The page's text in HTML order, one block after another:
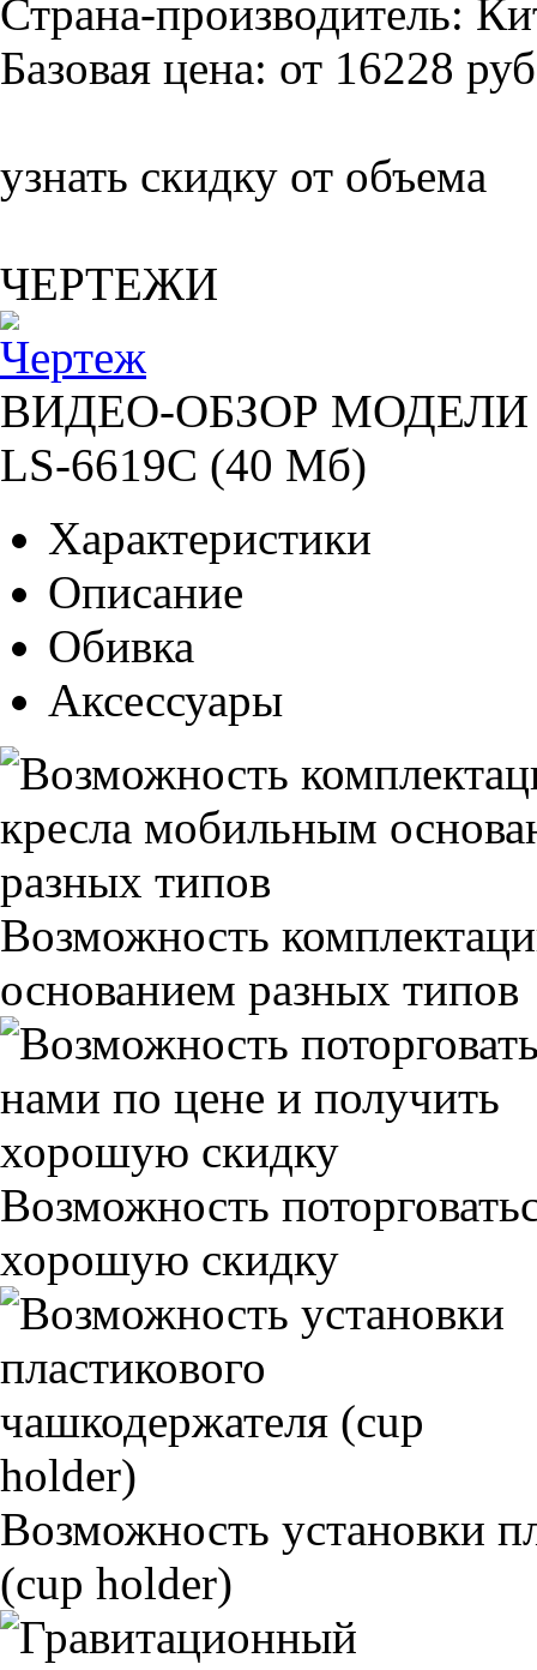
Страна-производитель:
Базовая цена: от 16228
узнать скидку от объема
ЧЕРТЕЖИ
ВИДЕО-ОБЗОР МОДЕЛИ
LS-6619C (40 Мб)
Характеристики
Описание
Обивка
Аксессуары
Возможность
основанием разных типов
Возможность
хорошую скидку
Возможность установки
(cup holder)